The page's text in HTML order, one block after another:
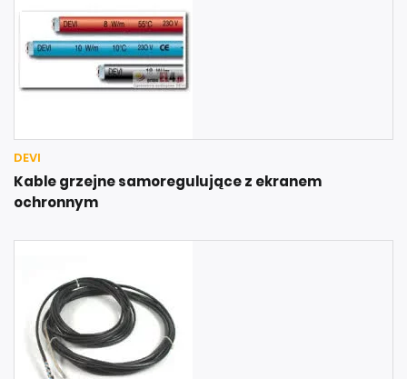
DEVI
Kable grzejne samoregulujące z ekranem
ochronnym